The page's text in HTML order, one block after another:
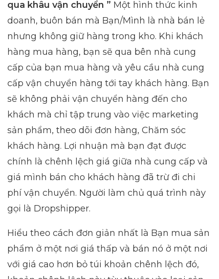
qua khâu vận chuyển ” Một hình thức kinh
doanh, buôn bán mà Bạn/Mình là nhà bán lẻ
nhưng không giữ hàng trong kho. Khi khách
hàng mua hàng, bạn sẽ qua bên nhà cung
cấp của bạn mua hàng và yêu cầu nhà cung
cấp vận chuyển hàng tới tay khách hàng. Bạn
sẽ không phải vận chuyển hàng đến cho
khách mà chỉ tập trung vào việc marketing
sản phẩm, theo dõi đơn hàng, Chăm sóc
khách hàng. Lợi nhuận mà bạn đạt được
chính là chênh lệch giá giữa nhà cung cấp và
giá mình bán cho khách hàng đã trừ đi chi
phí vận chuyển. Người làm chủ quá trình này
gọi là Dropshipper.
Hiểu theo cách đơn giản nhất là Bạn mua sản
phẩm ở một nơi giá thấp và bán nó ở một nơi
với giá cao hơn bỏ túi khoản chênh lệch đó,